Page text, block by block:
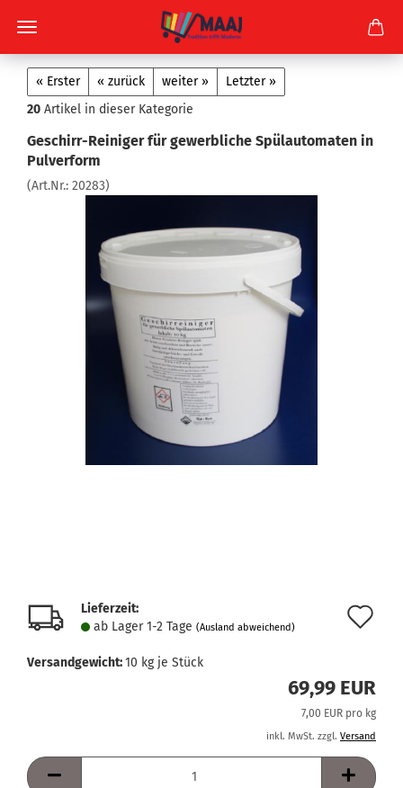
« Erster « zurück weiter »
Letzter »
20 Artikel in dieser Kategorie
Geschirr-Reiniger für gewerbliche Spülautomaten in
Pulverform
(Art.Nr.: 20283)
Lieferzeit:
ab Lager 1-2 Tage (Ausland abweichend)
Versandgewicht:10 kg je Stück
69,99 EUR
7,00 EUR pro kg
inkl. MwSt. zzgl. Versand